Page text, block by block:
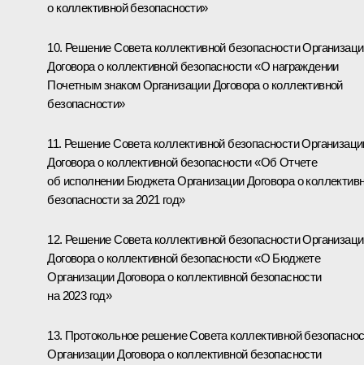
о коллективной безопасности»
10. Решение Совета коллективной безопасности
Договора о коллективной безопасности «О награждении
Почетным знаком Организации Договора о коллективной
безопасности»
11. Решение Совета коллективной безопасности
Договора о коллективной безопасности «Об Отчете
об исполнении Бюджета Организации Договора о
безопасности за 2021 год»
12. Решение Совета коллективной безопасности
Договора о коллективной безопасности «О Бюджете
Организации Договора о коллективной безопасности
на 2023 год»
13. Протокольное решение Совета коллективной
Организации Договора о коллективной безопасности